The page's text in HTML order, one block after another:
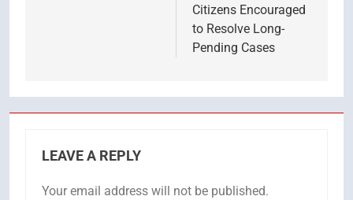
Citizens Encouraged
to Resolve Long-
Pending Cases
LEAVE A REPLY
Your email address will not be published.